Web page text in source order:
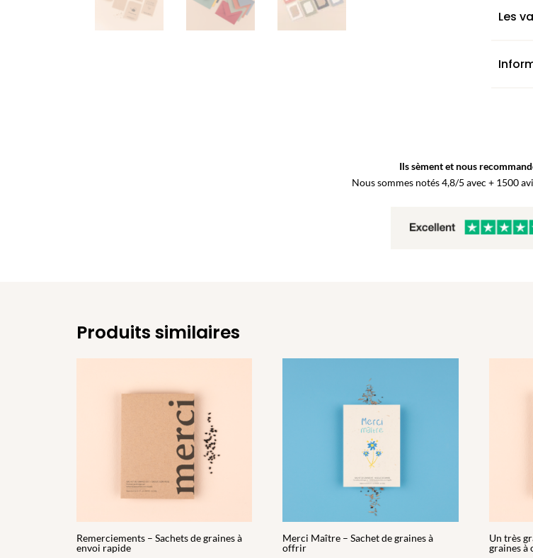
Les
Ils sèment et nous
Nous sommes notés 4,8/5 avec + 1500
Produits similaires
Remerciements – Sachets de graines à
envoi rapide
Merci Maître – Sachet de graines à
offrir
Un très
graines